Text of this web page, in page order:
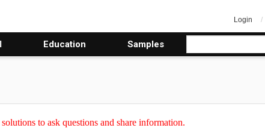
Login
Education Samples
to ask questions and share information.